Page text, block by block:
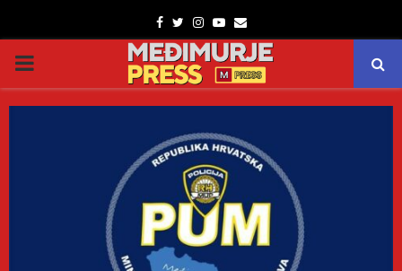
Facebook
TwitterInstagram
Youtube
Email
PRIMARY
MENU